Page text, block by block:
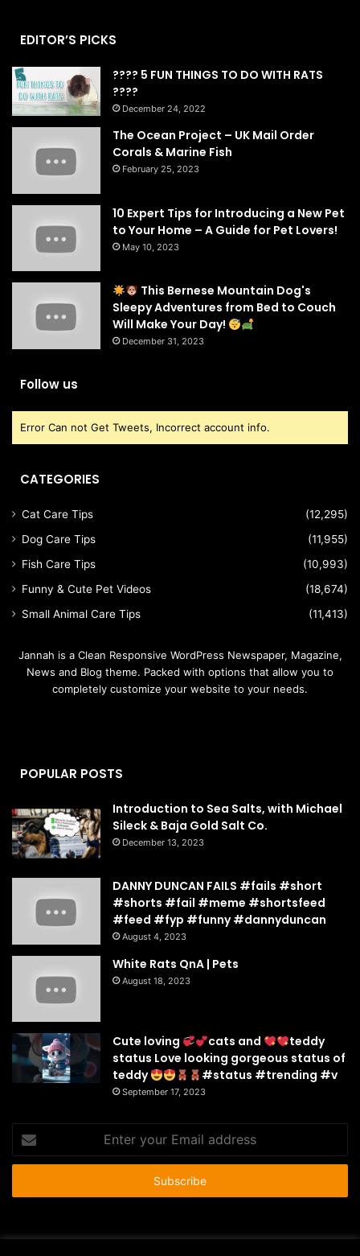
EDITOR’S PICKS
???? 5 FUN THINGS TO DO WITH RATS
????
December 24, 2022
The Ocean Project – UK Mail Order
Corals & Marine Fish
February 25, 2023
10 Expert Tips for Introducing a New Pet
to Your Home – A Guide for Pet Lovers!
May 10, 2023
This Bernese Mountain Dog's
Sleepy Adventures from Bed to Couch
Will Make Your Day!
December 31, 2023
Follow us
Error Can not Get Tweets, Incorrect account info.
CATEGORIES
Cat Care Tips
(12,295)
Dog Care Tips
(11,955)
Fish Care Tips
(10,993)
Funny & Cute Pet Videos
(18,674)
Small Animal Care Tips
(11,413)
Jannah is a Clean Responsive WordPress Newspaper, Magazine,
News and Blog theme. Packed with options that allow you to
completely customize your website to your needs.
POPULAR POSTS
Introduction to Sea Salts, with Michael
Sileck & Baja Gold Salt Co.
December 13, 2023
DANNY DUNCAN FAILS #fails #short
#shorts #fail #meme #shortsfeed
#feed #fyp #funny #dannyduncan
August 4, 2023
White Rats QnA | Pets
August 18, 2023
Cute loving cats and
teddy
status Love looking gorgeous status of
teddy
#status #trending #v
September 17, 2023
your
Email